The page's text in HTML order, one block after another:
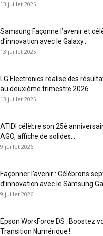
13 juillet 2026
Samsung Façonne l’avenir et
d’innovation avec le Galaxy...
13 juillet 2026
LG Electronics réalise des
au deuxième trimestre 2026
13 juillet 2026
ATIDI célèbre son 25è
AGO, affiche de solides...
9 juillet 2026
Façonner l’avenir : Célébrons
d’innovation avec le Samsung
9 juillet 2026
Epson WorkForce DS : Boostez
Transition Numérique !